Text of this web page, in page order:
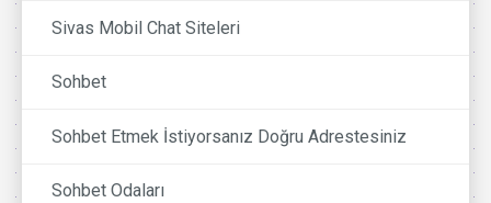
Sivas Mobil Chat Siteleri
Sohbet
Sohbet Etmek İstiyorsanız Doğru Adrestesiniz
Sohbet Odaları